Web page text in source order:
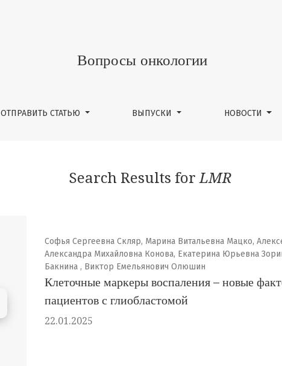
Вопросы онкологии
ОТПРАВИТЬ СТАТЬЮ ВЫПУСКИ НОВОСТИ
Search Results forLMR
Софья Сергеевна Скляр, Марина Витальевна Мацко,
Александра Михайловна Конова, Екатерина Юрьевна
Бакнина , Виктор Емельянович Олюшин
Клеточные маркеры воспаления – новые
пациентов с глиобластомой
22.01.2025